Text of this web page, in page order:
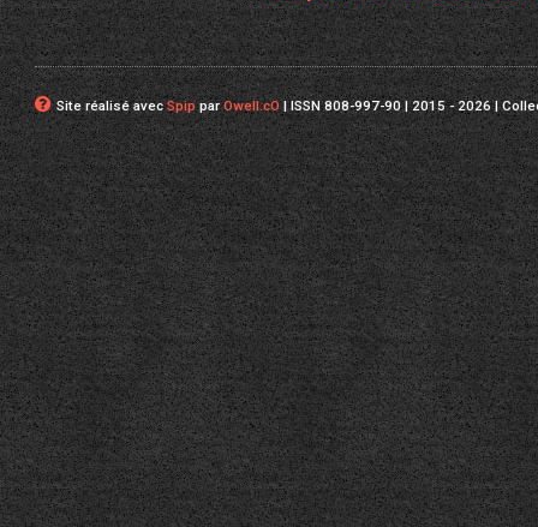
Site réalisé avecSpipparOwell.cO | ISSN 808-997-90 | 2015 - 2026 |